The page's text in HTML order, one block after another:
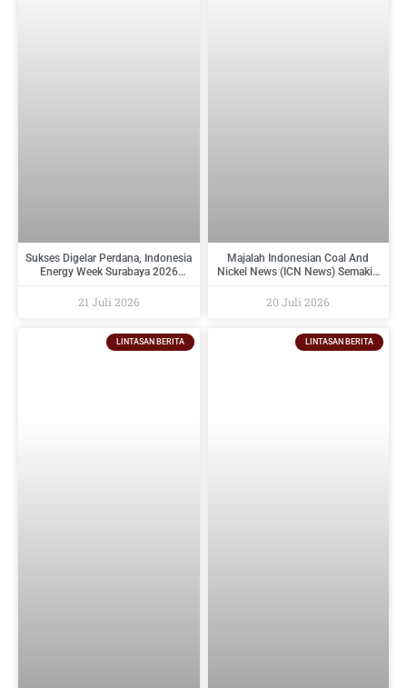
Sukses Digelar Perdana, Indonesia
Energy Week Surabaya 2026
Indonesia Timur dan Siap Kembali
21 Juli 2026
Majalah Indonesian Coal And
Nickel News (ICN News) Semakin
Dan Industri Pendukungnya
20 Juli 2026
LINTASAN BERITA LINTASAN BERITA